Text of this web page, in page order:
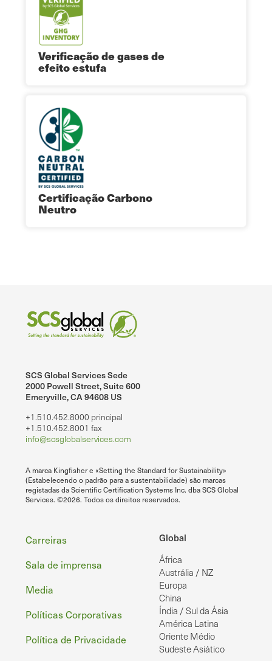
Verificação de gases de
efeito estufa
Certificação Carbono
Neutro
SCS Global Services Sede
2000 Powell Street, Suite 600
Emeryville, CA 94608 US
+1.510.452.8000 principal
+1.510.452.8001 fax
info@scsglobalservices.com
A marca Kingfisher e «Setting the Standard for Sustainability»
(Estabelecendo o padrão para a sustentabilidade) são marcas
registadas da Scientific Certification Systems Inc. dba SCS Global
Services. ©2026. Todos os direitos reservados.
Global
África
Austrália / NZ
Europa
China
Índia / Sul da Ásia
América Latina
Oriente Médio
Sudeste Asiático
Rodapé
Carreiras
Sala de imprensa
Media
Políticas Corporativas
Política de Privacidade